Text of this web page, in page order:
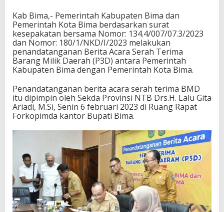
y
e
r
a
h
a
n
s
e
t
P
m
a
b
B
i
m
a
Kab Bima,- Pemerintah Kabupaten Bima dan
Pemerintah Kota Bima berdasarkan surat
kesepakatan bersama Nomor: 134.4/007/07.3/2023
dan Nomor: 180/1/NKD/I/2023 melakukan
penandatanganan Berita Acara Serah Terima
Barang Milik Daerah (P3D) antara Pemerintah
Kabupaten Bima dengan Pemerintah Kota Bima.
Penandatanganan berita acara serah terima BMD
itu dipimpin oleh Sekda Provinsi NTB Drs.H. Lalu Gita
Ariadi, M.Si, Senin 6 februari 2023 di Ruang Rapat
Forkopimda kantor Bupati Bima.